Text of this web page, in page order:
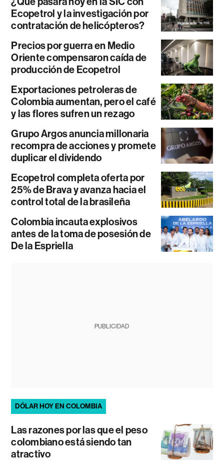
Ecopetrol y la investigación por
contratación de helicópteros?
Precios por guerra en Medio
Oriente compensaron caída de
producción de Ecopetrol
Exportaciones petroleras de
Colombia aumentan, pero el café
y las flores sufren un rezago
Grupo Argos anuncia millonaria
recompra de acciones y promete
duplicar el dividendo
Ecopetrol completa oferta por
25% de Brava y avanza hacia el
control total de la brasileña
Colombia incauta explosivos
antes de la toma de posesión de
De la Espriella
PUBLICIDAD
DÓLAR HOY EN COLOMBIA
Las razones por las que el peso
colombiano está siendo tan
atractivo